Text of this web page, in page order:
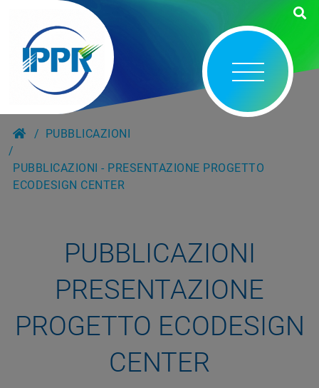
PUBBLICAZIONI
PUBBLICAZIONI - PRESENTAZIONE PROGETTO
ECODESIGN CENTER
PUBBLICAZIONI
PRESENTAZIONE
PROGETTO ECODESIGN
CENTER